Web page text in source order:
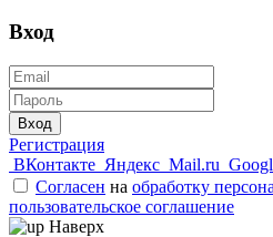
Вход
Вход
Регистрация
ВКонтакте Яндекс Mail.ru
Согласен на обработку
пользовательское соглашение
Наверх